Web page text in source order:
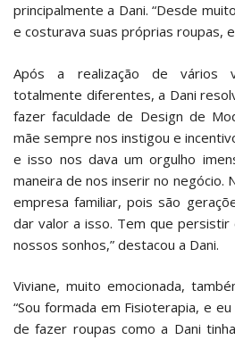
principalmente a Dani. “Desde
e costurava suas próprias roupas,
Após a realização de vários
totalmente diferentes, a Dani
fazer faculdade de Design de
mãe sempre nos instigou e
e isso nos dava um orgulho
maneira de nos inserir no negócio.
empresa familiar, pois são
dar valor a isso. Tem que persistir
nossos sonhos,” destacou a Dani.
Viviane, muito emocionada,
“Sou formada em Fisioterapia, e
de fazer roupas como a Dani